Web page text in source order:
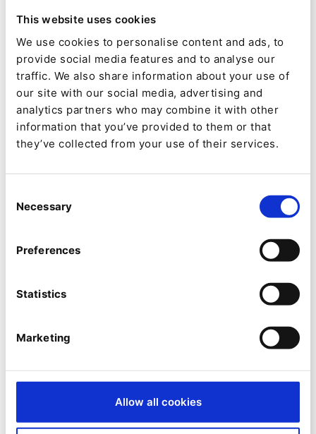
This website uses cookies
We use cookies to personalise content and ads, to
provide social media features and to analyse our
traffic. We also share information about your use of
our site with our social media, advertising and
analytics partners who may combine it with other
information that you’ve provided to them or that
they’ve collected from your use of their services.
Selection
Necessary
Preferences
Statistics
Marketing
Allow all cookies
Was bedeutet Digital Customer
Digital Customer Experience (CX), also das
digitale Kundenerlebnis, ist die Summe der
Interaktionen eines Kunden mit Ihren
digitalen Kanälen
Integration Platform as a Service - was